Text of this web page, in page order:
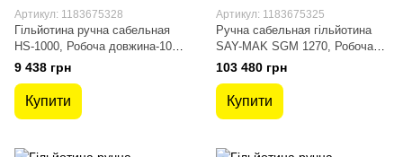
Артикул: 1183675328
Гільйотина ручна сабельная
HS-1000, Робоча довжина-1000
мм; Товщина металу (400 Н /
мм 2) -1мм
9 438 грн
Купити
Артикул: 1183675325
Ручна сабельная гільйотина
SAY-MAK SGM 1270, Робоча
довжина-1280мм; Товщина
металу 400 Н / мм2-2,0мм
103 480 грн
Купити